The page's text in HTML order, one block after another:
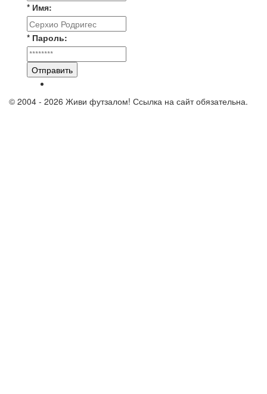
* Имя:
* Пароль:
Отправить
© 2004 - 2026 Живи футзалом! Ссылка на сайт обязательна.